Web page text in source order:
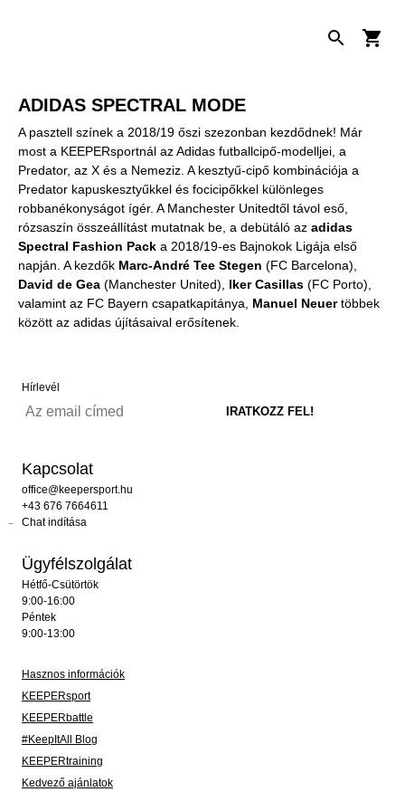
ADIDAS SPECTRAL MODE
A pasztell színek a 2018/19 őszi szezonban kezdődnek! Már
most a KEEPERsportnál az Adidas futballcipő-modelljei, a
Predator, az X és a Nemeziz. A kesztyű-cipő kombinációja a
Predator kapuskesztyűkkel és focicipőkkel különleges
robbanékonyságot ígér. A Manchester Unitedtől távol eső,
rózsaszín összeállítást mutatnak be, a debütáló az adidas
Spectral Fashion Pack a 2018/19-es Bajnokok Ligája első
napján. A kezdők Marc-André Tee Stegen (FC Barcelona),
David de Gea (Manchester United), Iker Casillas (FC Porto),
valamint az FC Bayern csapatkapitánya, Manuel Neuertöbbek
között az adidas újításaival erősítenek.
Hírlevél
Kapcsolat
office@keepersport.hu
+43 676 7664611
Chat indítása
Ügyfélszolgálat
Hétfő-Csütörtök
9:00-16:00
Péntek
9:00-13:00
Hasznos információk
KEEPERsport
KEEPERbattle
#KeepItAll Blog
KEEPERtraining
Kedvező ajánlatok